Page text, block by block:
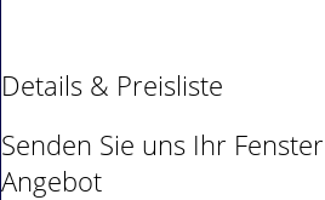
Details & Preisliste
Senden Sie uns Ihr Fenster
Angebot